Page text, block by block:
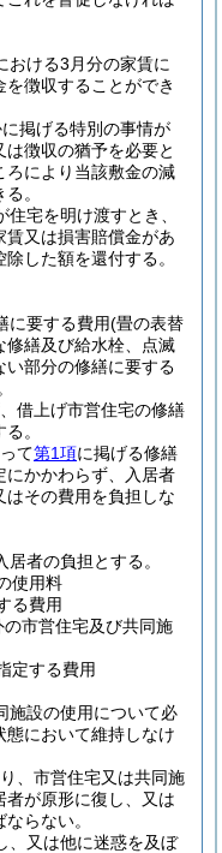
おける3月分の家賃に
徴収することができ
掲げる特別の事情が
徴収の猶予を必要と
ろにより当該敷金の減
。
宅を明け渡すとき、
賃又は損害賠償金があ
した額を還付する。
に要する費用(畳の表替
修繕及び給水栓、点滅
部分の修繕に要する
借上げ市営住宅の修繕
。
て第1項に掲げる修繕
にかかわらず、入居者
はその費用を負担しな
者の負担とする。
使用料
る費用
市営住宅及び共同施
定する費用
施設の使用について必
において維持しなけ
、市営住宅又は共同施
が原形に復し、又は
らない。
、又は他に迷惑を及ぼ